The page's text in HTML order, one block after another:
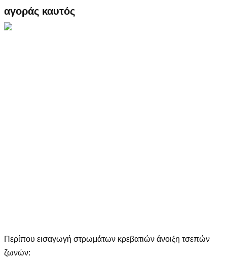
αγοράς καυτός
Περίπου εισαγωγή στρωμάτων κρεβατιών άνοιξη τσεπών
ζωνών: